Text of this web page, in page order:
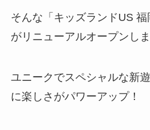
そんな「キッズランドUS 福
がリニューアルオープンしま
ユニークでスペシャルな新
に楽しさがパワーアップ！